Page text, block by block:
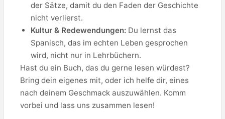
der Sätze, damit du den Faden der Geschichte
nicht verlierst.
Kultur & Redewendungen:Du lernst das
Spanisch, das im echten Leben gesprochen
wird, nicht nur in Lehrbüchern.
Hast du ein Buch, das du gerne lesen würdest?
Bring dein eigenes mit, oder ich helfe dir, eines
nach deinem Geschmack auszuwählen. Komm
vorbei und lass uns zusammen lesen!